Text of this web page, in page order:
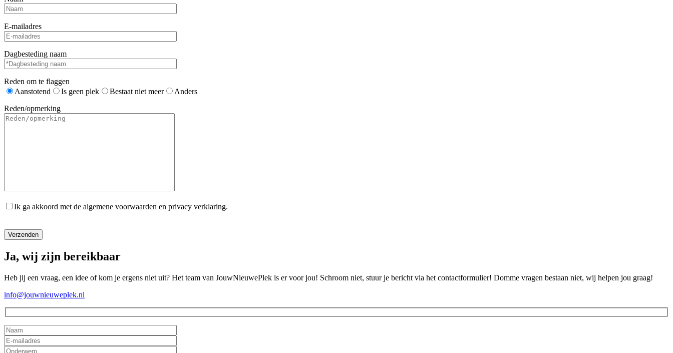
E-mailadres
Dagbesteding naam
Reden om te flaggen
Aanstotend
Is geen plek Bestaat niet meer
Anders
Reden/opmerking
Ik ga akkoord met de algemene voorwaarden en privacy verklaring.
Ja, wij zijn bereikbaar
Heb jij een vraag, een idee of kom je ergens niet uit? Het team van JouwNieuwePlek is er voor jou! Schroom niet, stuur je bericht via het contactformulier! Domme vragen bestaan niet, wij helpen jou graag!
info@jouwnieuweplek.nl